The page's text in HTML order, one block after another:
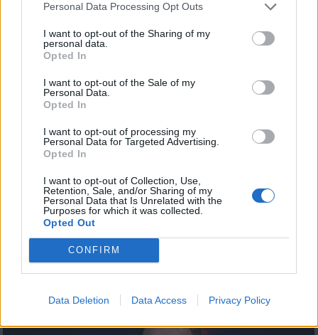
Personal Data Processing Opt Outs
I want to opt-out of the Sharing of my
personal data.
Opted In
I want to opt-out of the Sale of my
Personal Data.
Opted In
I want to opt-out of processing my
Personal Data for Targeted Advertising.
Opted In
I want to opt-out of Collection, Use,
Retention, Sale, and/or Sharing of my
Personal Data that Is Unrelated with the
Purposes for which it was collected.
Opted Out
CONFIRM
Data Deletion Data Access Privacy Policy
60 Λεπτά 7ος εκπ.20
Τελευταίο
60 Λεπτά 7ος εκπ.19